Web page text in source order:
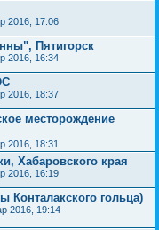
2016, 17:06
Пятигорск
2016, 16:34
2016, 18:37
месторождение
2016, 18:31
Хабаровского края
2016, 16:19
Конталакского гольца)
2016, 19:14